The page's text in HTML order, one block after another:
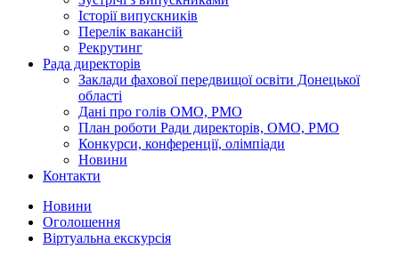
Історії випускників
Перелік вакансій
Рекрутинг
Рада директорів
Заклади фахової передвищої освіти Донецької
області
Дані про голів ОМО, РМО
План роботи Ради директорів, ОМО, РМО
Конкурси, конференції, олімпіади
Новини
Контакти
Новини
Оголошення
Віртуальна екскурсія